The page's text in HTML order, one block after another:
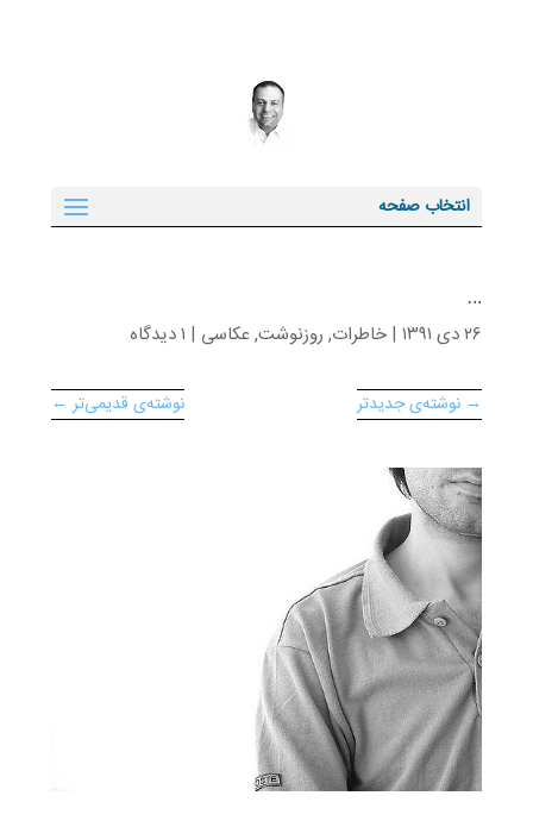
انتخاب صفحه
…
۲۶ دی ۱۳۹۱ | خاطرات, روزنوشت,عکاسی | ۱ دیدگاه
نوشته‌ی قدیمی‌تر ← → نوشته‌ی جدیدتر